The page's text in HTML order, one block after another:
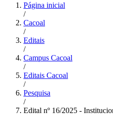
Página inicial
/
Cacoal
/
Editais
/
Campus Cacoal
/
Editais Cacoal
/
Pesquisa
/
Edital nº 16/2025 -